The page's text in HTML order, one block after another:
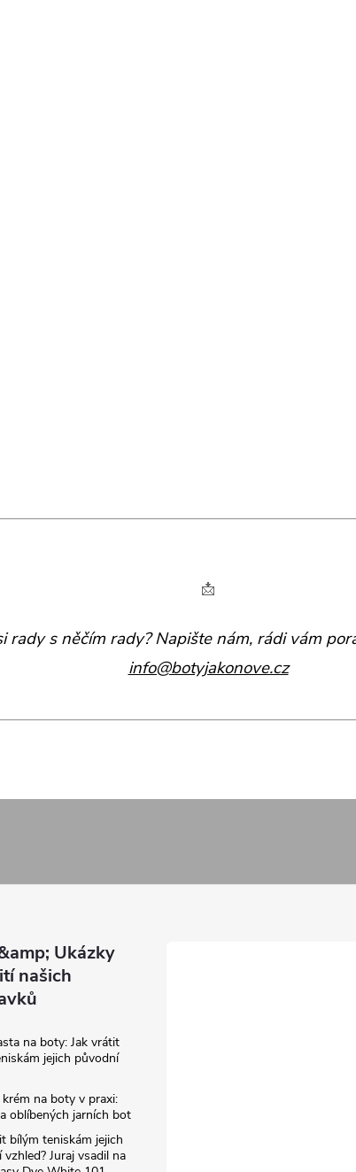
📩
rady s něčím rady? Napište nám, rádi vám
info@botyjakonove.cz
Ukázky
našich
na boty: Jak vrátit
jejich původní
na boty v praxi:
oblíbených jarních bot
bílým teniskám jejich
vzhled? Juraj vsadil na